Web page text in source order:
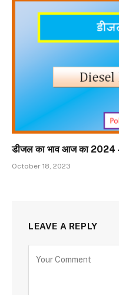
डीजल का भाव आज का
October 18, 2023
LEAVE A REPLY